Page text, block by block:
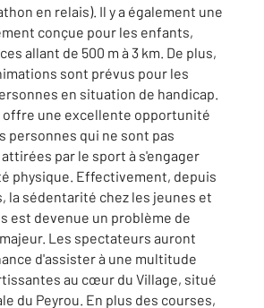
en relais). Il y a également une
conçue pour les enfants,
allant de 500 m à 3 km. De plus,
sont prévus pour les
en situation de handicap.
offre une excellente opportunité
personnes qui ne sont pas
par le sport à s'engager
physique. Effectivement, depuis
la sédentarité chez les jeunes et
est devenue un problème de
Les spectateurs auront
d'assister à une multitude
au cœur du Village, situé
du Peyrou. En plus des courses,